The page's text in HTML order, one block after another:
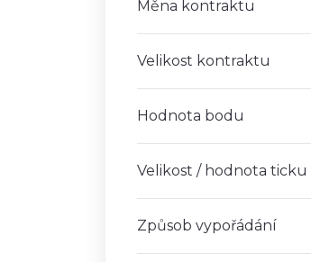
Měna kontraktu
Velikost kontraktu
Hodnota bodu
Velikost / hodnota ticku
Způsob vypořádání